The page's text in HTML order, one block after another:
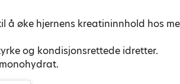
øke hjernens kreatininnhold hos
og kondisjonsrettede idretter.